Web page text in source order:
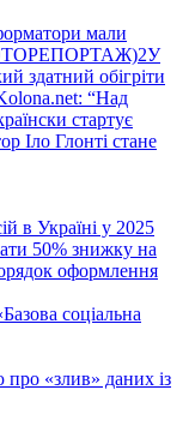
мали
2У
здатний обігріти
“Над
стартує
Іло Глонті стане
в Україні у 2025
50% знижку на
оформлення
соціальна
«злив» даних із